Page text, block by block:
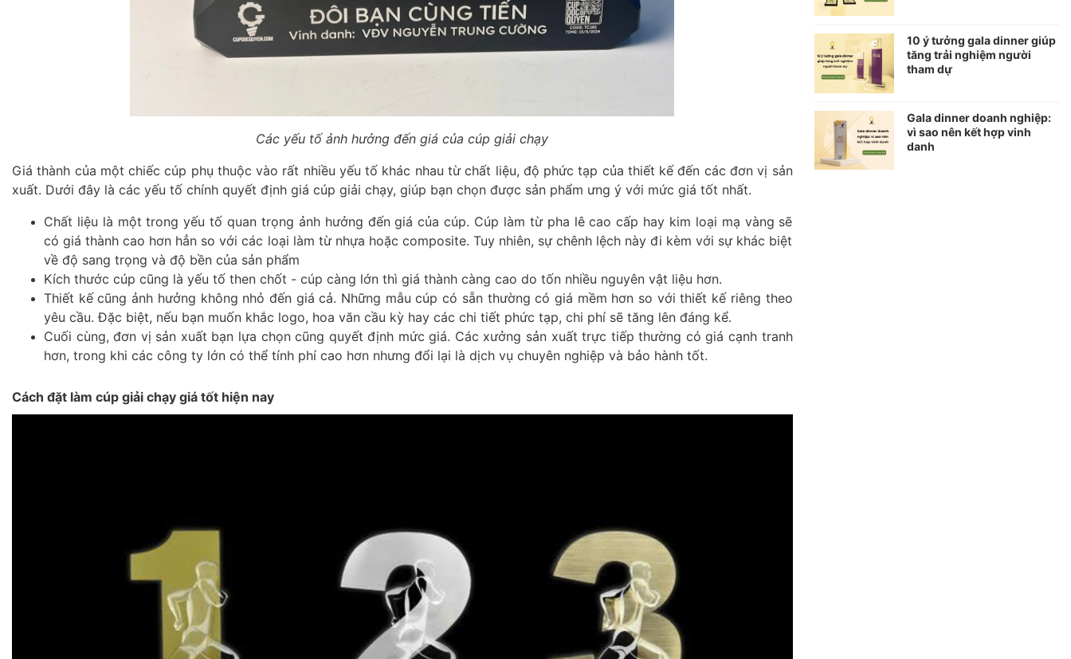
Các yếu tố ảnh hưởng đến giá của cúp giải chạy
Giá thành của một chiếc cúp phụ thuộc vào rất nhiều yếu tố khác nhau từ chất liệu, độ phức tạp của thiết kế đến các đơn vị sản
xuất. Dưới đây là các yếu tố chính quyết định giá cúp giải chạy, giúp bạn chọn được sản phẩm ưng ý với mức giá tốt nhất.
Chất liệu là một trong yếu tố quan trọng ảnh hưởng đến giá của cúp. Cúp làm từ pha lê cao cấp hay kim loại mạ vàng sẽ
có giá thành cao hơn hẳn so với các loại làm từ nhựa hoặc composite. Tuy nhiên, sự chênh lệch này đi kèm với sự khác biệt
về độ sang trọng và độ bền của sản phẩm
Kích thước cúp cũng là yếu tố then chốt - cúp càng lớn thì giá thành càng cao do tốn nhiều nguyên vật liệu hơn.
Thiết kế cũng ảnh hưởng không nhỏ đến giá cả. Những mẫu cúp có sẵn thường có giá mềm hơn so với thiết kế riêng theo
yêu cầu. Đặc biệt, nếu bạn muốn khắc logo, hoa văn cầu kỳ hay các chi tiết phức tạp, chi phí sẽ tăng lên đáng kể.
Cuối cùng, đơn vị sản xuất bạn lựa chọn cũng quyết định mức giá. Các xưởng sản xuất trực tiếp thường có giá cạnh tranh
hơn, trong khi các công ty lớn có thể tính phí cao hơn nhưng đổi lại là dịch vụ chuyên nghiệp và bảo hành tốt.
Cách đặt làm cúp giải chạy giá tốt hiện nay
10 ý tưởng gala dinner giúp
tăng trải nghiệm người
tham dự
Gala dinner doanh nghiệp:
vì sao nên kết hợp vinh
danh